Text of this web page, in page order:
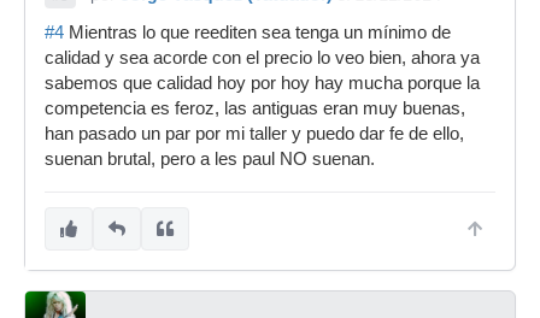
#4 Mientras lo que reediten sea tenga un mínimo de
calidad y sea acorde con el precio lo veo bien, ahora ya
sabemos que calidad hoy por hoy hay mucha porque la
competencia es feroz, las antiguas eran muy buenas,
han pasado un par por mi taller y puedo dar fe de ello,
suenan brutal, pero a les paul NO suenan.